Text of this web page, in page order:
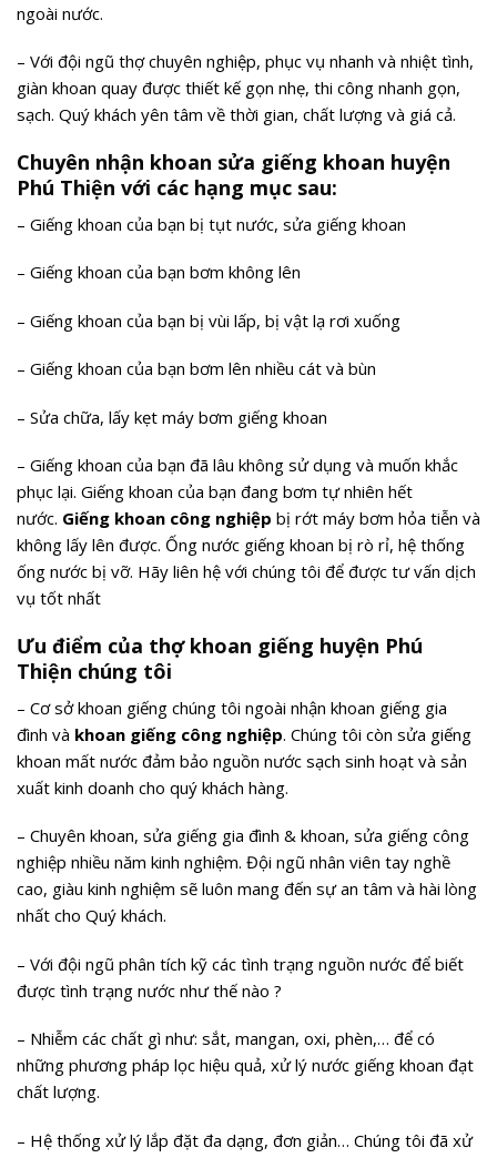
ngoài nước.
– Với đội ngũ thợ chuyên nghiệp, phục vụ nhanh và nhiệt tình,
giàn khoan quay được thiết kế gọn nhẹ, thi công nhanh gọn,
sạch. Quý khách yên tâm về thời gian, chất lượng và giá cả.
Chuyên nhận khoan sửa giếng khoan huyện
Phú Thiện với các hạng mục sau:
– Giếng khoan của bạn bị tụt nước, sửa giếng khoan
– Giếng khoan của bạn bơm không lên
– Giếng khoan của bạn bị vùi lấp, bị vật lạ rơi xuống
– Giếng khoan của bạn bơm lên nhiều cát và bùn
– Sửa chữa, lấy kẹt máy bơm giếng khoan
– Giếng khoan của bạn đã lâu không sử dụng và muốn khắc
phục lại. Giếng khoan của bạn đang bơm tự nhiên hết
nước. Giếng khoan công nghiệp bị rớt máy bơm hỏa tiễn và
không lấy lên được. Ống nước giếng khoan bị rò rỉ, hệ thống
ống nước bị vỡ. Hãy liên hệ với chúng tôi để được tư vấn dịch
vụ tốt nhất
Ưu điểm của thợ khoan giếng huyện Phú
Thiện chúng tôi
– Cơ sở khoan giếng chúng tôi ngoài nhận khoan giếng gia
đình và khoan giếng công nghiệp. Chúng tôi còn sửa giếng
khoan mất nước đảm bảo nguồn nước sạch sinh hoạt và sản
xuất kinh doanh cho quý khách hàng.
– Chuyên khoan, sửa giếng gia đình & khoan, sửa giếng công
nghiệp nhiều năm kinh nghiệm. Đội ngũ nhân viên tay nghề
cao, giàu kinh nghiệm sẽ luôn mang đến sự an tâm và hài lòng
nhất cho Quý khách.
– Với đội ngũ phân tích kỹ các tình trạng nguồn nước để biết
được tình trạng nước như thế nào ?
– Nhiễm các chất gì như: sắt, mangan, oxi, phèn,… để có
những phương pháp lọc hiệu quả, xử lý nước giếng khoan đạt
chất lượng.
– Hệ thống xử lý lắp đặt đa dạng, đơn giản… Chúng tôi đã xử